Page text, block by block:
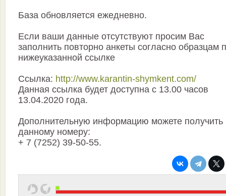
База обновляется ежедневно.
Если ваши данные отсутствуют просим Вас
заполнить повторно анкеты согласно образцам
нижеуказанной ссылке
Ссылка: http://www.karantin-shymkent.com/
Данная ссылка будет доступна с 13.00 часов
13.04.2020 года.
Дополнительную информацию можете получить
данному номеру:
+ 7 (7252) 39-50-55.